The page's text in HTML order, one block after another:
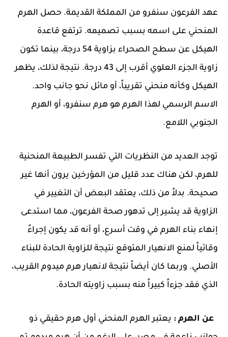
عهد الفرعون سنفرو من المملكة القديمة. حصل الهرم
المنحني على اسمه بسبب تصميمه. ترتفع قاعدة
الهيكل عن سطح الصحراء بزاوية 54 درجة، بينما تكون
زاوية الجزء العلوي أقرب إلى 43 درجة. نتيجة لذلك، يظهر
الهيكل وكأنه منحني تقريباً، أو مائل نحو جانب واحد.
الاسم الرسمي لهذا الهرم هو هرم سنفرو، أو الهرم
الجنوبي اللامع.
توجد العديد من النظريات التي تفسر الطبيعة المنحنية
للهرم، لكن هناك عدد قليل من المؤرخين يرون أنها غير
صحيحة. بدلاً من ذلك، يعتقد البعض أن التغيير في
الزاوية قد يشير إلى تدهور صحة الفرعون، مما استدعى
إنهاء بناء الهرم في وقت أسرع، أو أنه قد يكون إجراءً
وقائياً لمنع الانهيار المتوقع نتيجة للزاوية الحادة للبناء
الأصلي. وربما كان أيضاً نتيجة لانهيار هرم ميدوم القريب،
الذي فقد جزءاً كبيراً منه بسبب زاويته الحادة.
عن الهرم : يعتبر الهرم المنحني أول هرم حقيقي ذو